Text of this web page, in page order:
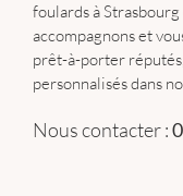
foulards à
accompagnons et
prêt-à-porter
personnalisés dans
Nous contacter :